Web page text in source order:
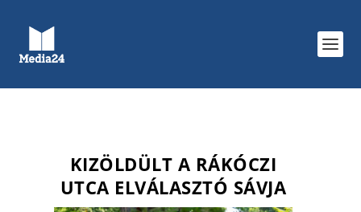
KIZÖLDÜLT A RÁKÓCZI
UTCA ELVÁLASZTÓ SÁVJA